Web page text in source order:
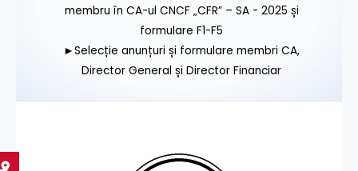
membru în CA-ul CNCF „CFR” – SA - 2025 și
formulare F1-F5
►Selecție anunțuri și formulare membri CA,
Director General și Director Financiar